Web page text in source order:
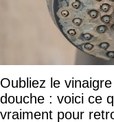
Oubliez le
douche : voici ce
vraiment pour